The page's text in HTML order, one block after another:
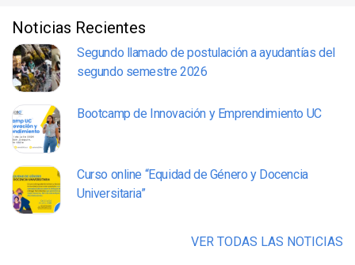
Noticias Recientes
Segundo llamado de postulación a ayudantías del
segundo semestre 2026
Bootcamp de Innovación y Emprendimiento UC
Curso online “Equidad de Género y Docencia
Universitaria”
VER TODAS LAS NOTICIAS